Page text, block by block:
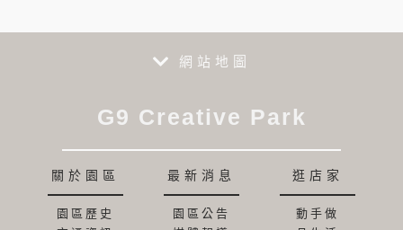
網站地圖
G9 Creative Park
關於園區
園區歷史
最新消息
園區公告
逛店家
動手做